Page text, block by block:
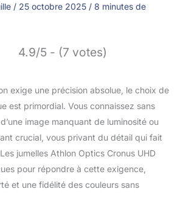
/ 25 octobre 2025 / 8 minutes de
4.9/5 - (7 votes)
exige une précision absolue, le choix de
est primordial. Vous connaissez sans
image manquant de luminosité ou
crucial, vous privant du détail qui fait
jumelles Athlon Optics Cronus UHD
pour répondre à cette exigence,
et une fidélité des couleurs sans